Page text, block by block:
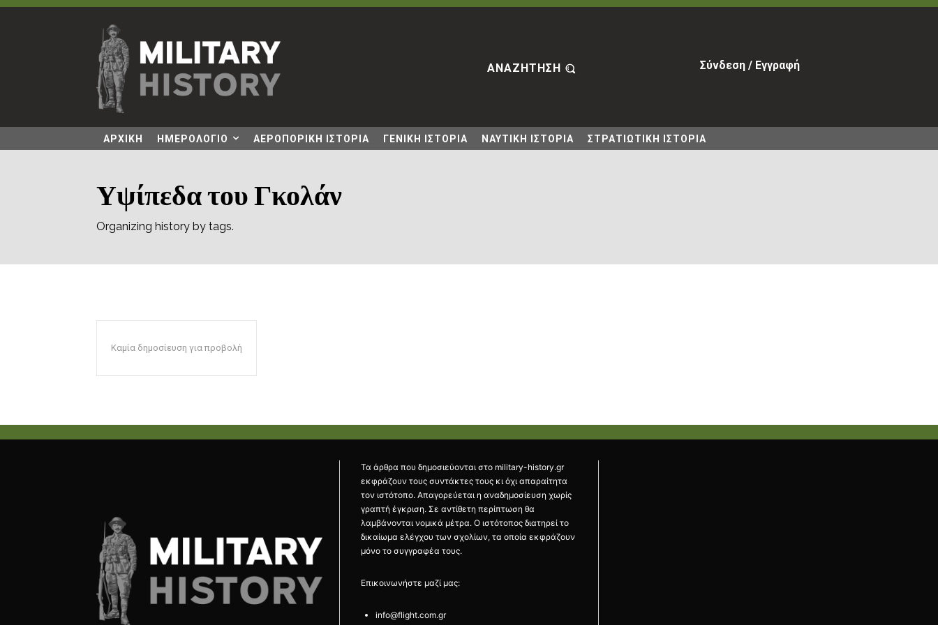
ΑΝΑΖΗΤΗΣΗ Σύνδεση / Εγγραφή
ΑΡΧΙΚΗ ΗΜΕΡΟΛΟΓΙΟ ΑΕΡΟΠΟΡΙΚΗ ΙΣΤΟΡΙΑ ΓΕΝΙΚΗ ΙΣΤΟΡΙΑ ΝΑΥΤΙΚΗ ΙΣΤΟΡΙΑ ΣΤΡΑΤΙΩΤΙΚΗ ΙΣΤΟΡΙΑ
Υψίπεδα του Γκολάν
Organizing history by tags.
Καμία δημοσίευση για προβολή
Τα άρθρα που δημοσιεύονται στο military-history.gr
εκφράζουν τους συντάκτες τους κι όχι απαραίτητα
τον ιστότοπο. Απαγορεύεται η αναδημοσίευση χωρίς
γραπτή έγκριση. Σε αντίθετη περίπτωση θα
λαμβάνονται νομικά μέτρα. Ο ιστότοπος διατηρεί το
δικαίωμα ελέγχου των σχολίων, τα οποία εκφράζουν
μόνο το συγγραφέα τους.
Επικοινωνήστε μαζί μας:
info@flight.com.gr